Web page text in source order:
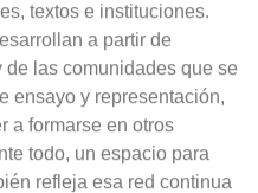
textos e instituciones.
a partir de
las comunidades que se
ensayo y representación,
a formarse en otros
todo, un espacio para
refleja esa red continua